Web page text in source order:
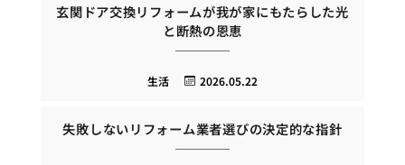
玄関ドア交換リフォームが我が家にもたらした光
と断熱の恩恵
2026.05.22
生活
失敗しないリフォーム業者選びの決定的な指針